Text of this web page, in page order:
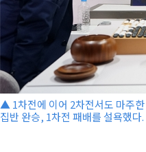
▲ 1차전에 이어 2차전서도 마주
집반 완승, 1차전 패배를 설욕했다.